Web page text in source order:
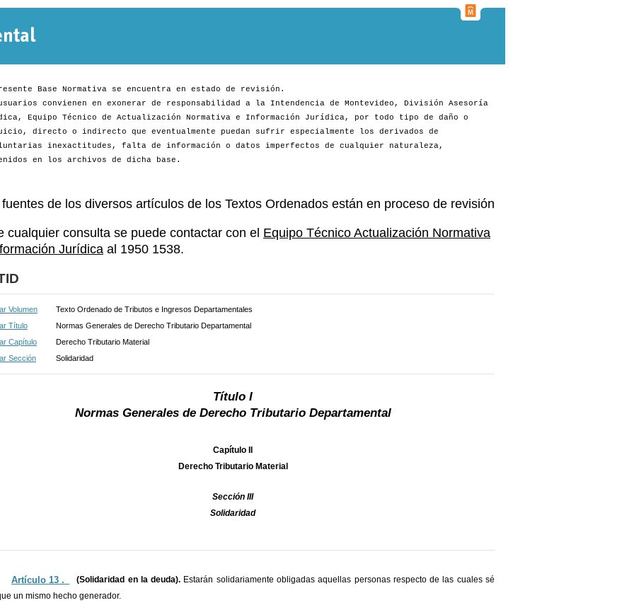
Base Normativa se encuentra en estado de revisión.
convienen en exonerar de responsabilidad a la Intendencia de Montevideo, División Asesoría
Equipo Técnico de Actualización Normativa e Información Jurídica, por todo tipo de daño o
directo o indirecto que eventualmente puedan sufrir especialmente los derivados de
inexactitudes, falta de información o datos imperfectos de cualquier naturaleza,
en los archivos de dicha base.
de los diversos artículos de los Textos Ordenados están en proceso de revisión
cualquier consulta se puede contactar con el Equipo Técnico Actualización Normativa
Jurídica al 1950 1538.
Volumen
Texto Ordenado de Tributos e Ingresos Departamentales
Título
Normas Generales de Derecho Tributario Departamental
Capítulo
Derecho Tributario Material
Sección
Solidaridad
Título I
Normas Generales de Derecho Tributario Departamental
Capítulo II
Derecho Tributario Material
Sección III
Solidaridad
Artículo 13 ._ (Solidaridad en la deuda). Estarán solidariamente obligadas aquellas personas respecto de las cuales sé
un mismo hecho generador.